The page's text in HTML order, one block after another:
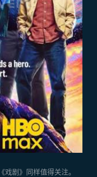
戏剧》同样值得关注。